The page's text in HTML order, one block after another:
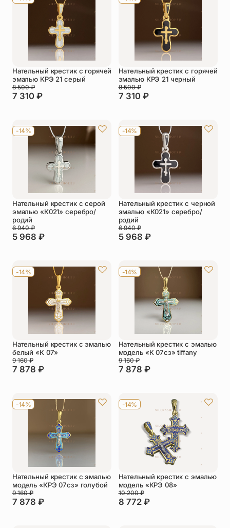
Нательный крестик с горячей
эмалью КРЭ 21 серый
7 310 ₽
8 500₽
Нательный крестик с горячей
эмалью КРЭ 21 черный
7 310 ₽
8 500₽
-14%
Нательный крестик с серой
эмалью «К021» серебро/
родий
5 968 ₽
6 940₽
-14%
Нательный крестик с черной
эмалью «К021» серебро/
родий
5 968 ₽
6 940₽
-14%
Нательный крестик с эмалью
белый «К 07»
7 878 ₽
9 160₽
-14%
Нательный крестик с эмалью
модель «К 07сз» tiffany
7 878 ₽
9 160₽
-14%
Нательный крестик с эмалью
модель «КРЭ 07сз» голубой
7 878 ₽
9 160₽
-14%
Нательный крестик с эмалью
модель «КРЭ 08»
8 772 ₽
10 200₽